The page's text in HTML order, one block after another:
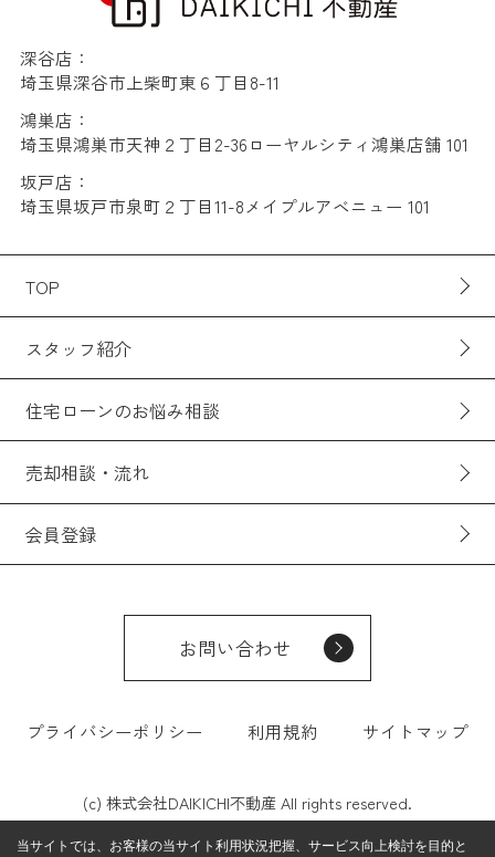
深谷店：
埼玉県深谷市上柴町東６丁目8-11
鴻巣店：
埼玉県鴻巣市天神２丁目2-36ローヤルシティ鴻巣店舗 101
坂戸店：
埼玉県坂戸市泉町２丁目11-8メイプルアベニュー 101
TOP
スタッフ紹介
住宅ローンのお悩み相談
売却相談・流れ
会員登録
お問い合わせ
プライバシーポリシー 利用規約 サイトマップ
(c) 株式会社DAIKICHI不動産 All rights reserved.
当サイトでは、お客様の当サイト利用状況把握、サービス向上検討を目的と